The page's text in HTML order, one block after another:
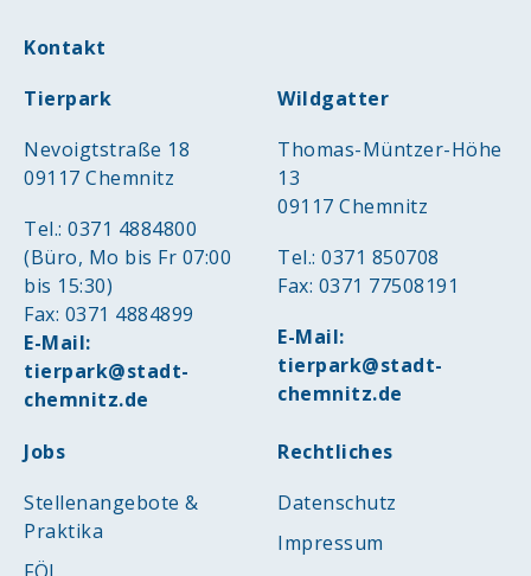
Kontakt
Tierpark
Nevoigtstraße 18
09117 Chemnitz
Tel.: 0371 4884800
(Büro, Mo bis Fr 07:00
bis 15:30)
Fax: 0371 4884899
E-Mail:
tierpark@stadt-
chemnitz.de
Wildgatter
Thomas-Müntzer-Höhe
13
09117 Chemnitz
Tel.: 0371 850708
Fax: 0371 77508191
E-Mail:
tierpark@stadt-
chemnitz.de
Jobs
Stellenangebote &
Praktika
Rechtliches
Datenschutz
Impressum